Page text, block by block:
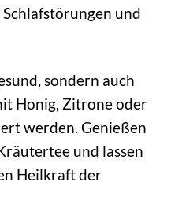
und
sondern auch
Honig, Zitrone oder
werden. Genießen
und lassen
Heilkraft der